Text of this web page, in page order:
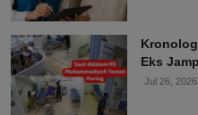
Eks
Jul 26, 2026